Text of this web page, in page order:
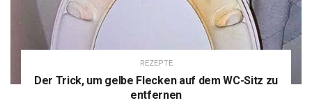
REZEPTE
Der Trick, um gelbe Flecken auf dem WC-Sitz zu
entfernen